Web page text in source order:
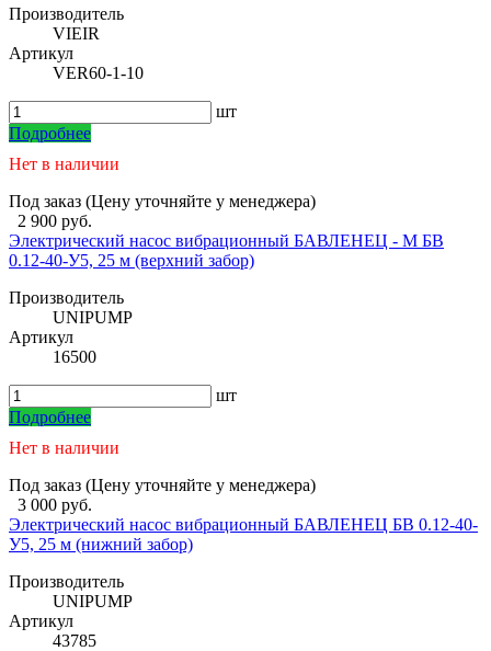
Производитель
VIEIR
Артикул
VER60-1-10
шт
Подробнее
Нет в наличии
Под заказ (Цену уточняйте у менеджера)
2 900 руб.
Электрический насос вибрационный БАВЛЕНЕЦ - М БВ
0.12-40-У5, 25 м (верхний забор)
Производитель
UNIPUMP
Артикул
16500
шт
Подробнее
Нет в наличии
Под заказ (Цену уточняйте у менеджера)
3 000 руб.
Электрический насос вибрационный БАВЛЕНЕЦ БВ 0.12-40-
У5, 25 м (нижний забор)
Производитель
UNIPUMP
Артикул
43785